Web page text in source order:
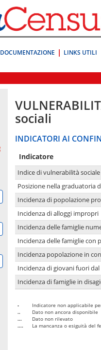
DOCUMENTAZIONE LINKS UTILI
sociali
INDICATORI AI
Indicatore
Indice di vulnerabilità
Posizione nella graduatoria
Incidenza di popolazione
Incidenza di alloggi impropri
Incidenza delle famiglie
Incidenza delle famiglie con
Incidenza popolazione in
Incidenza di giovani fuori
Incidenza di famiglie in
-
Indicatore non applicabile
..
Dato non ancora disponibile
...
Dato non rilevato
....
La mancanza o esiguità del